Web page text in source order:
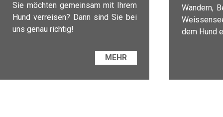
Sie möchten gemeinsam mit Ihrem
Hund verreisen? Dann sind Sie bei
uns genau richtig!
MEHR
Wandern,
dem Hund